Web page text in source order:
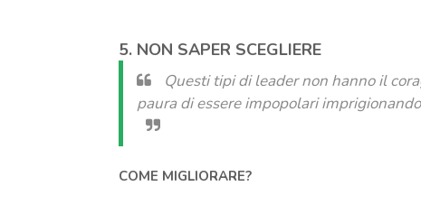
5. NON SAPER SCEGLIERE
Questi tipi di leader non hanno il
paura di essere impopolari
COME MIGLIORARE?